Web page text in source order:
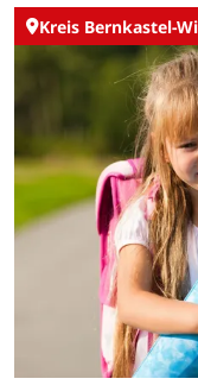
Kreis Bernkastel-